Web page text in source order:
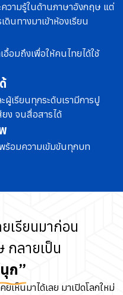
วามรู้ในด้านภาษาอังกฤษ แต่
ดินทางมาเข้าห้องเรียน
อื้อมถึงเพื่อให้คนไทยได้ใช้
ผู้เรียนทุกระดับเรามีการปู
ง จนสื่อสารได้
พร้อมความเข้มข้นทุกบท
ยเรียนมาก่อน
กลายเป็น
ก”
เห็นมาได้เลย มาเปิดโลกใหม่